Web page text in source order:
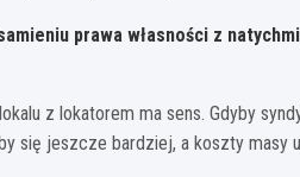
prawa własności z
z lokatorem ma sens. Gdyby
się jeszcze bardziej, a koszty masy